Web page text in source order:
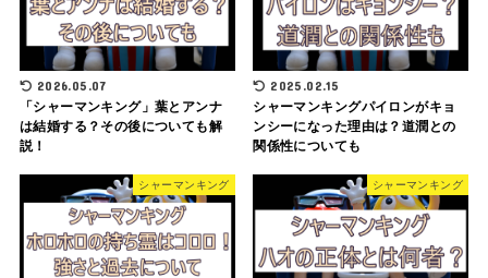
2026.05.07
「シャーマンキング」葉とアンナ
は結婚する？その後についても解
説！
2025.02.15
シャーマンキングパイロンがキョ
ンシーになった理由は？道潤との
関係性についても
シャーマンキング シャーマンキング